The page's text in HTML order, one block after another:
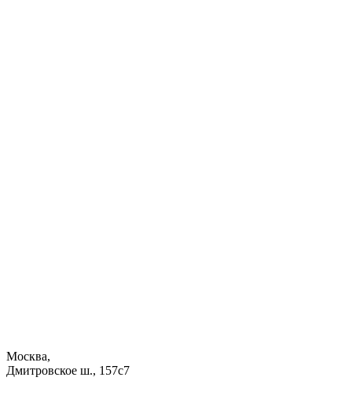
Москва,
Дмитровское ш., 157с7